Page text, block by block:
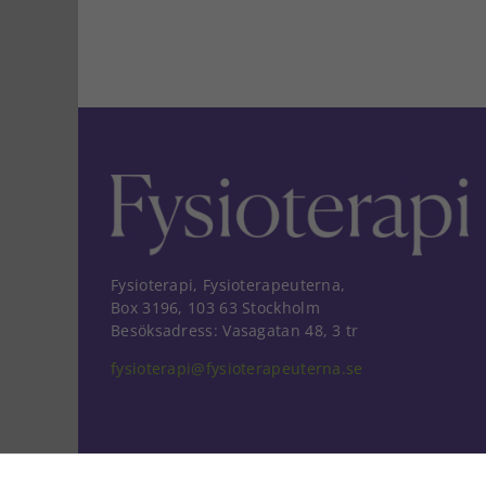
Fysioterapi, Fysioterapeuterna,
Box 3196, 103 63 Stockholm
Besöksadress: Vasagatan 48, 3 tr
fysioterapi@fysioterapeuterna.se